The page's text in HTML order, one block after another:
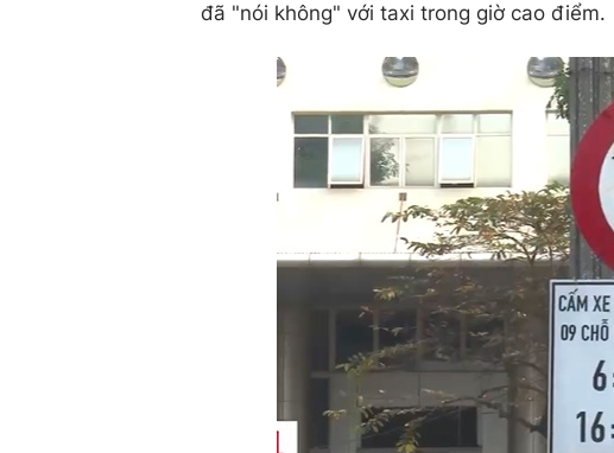
đã "nói không" với taxi trong giờ cao điểm.